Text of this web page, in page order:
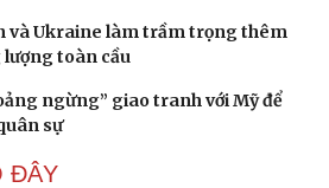
và Ukraine làm trầm trọng thêm
toàn cầu
ngừng” giao tranh với Mỹ để
sự
ĐÂY